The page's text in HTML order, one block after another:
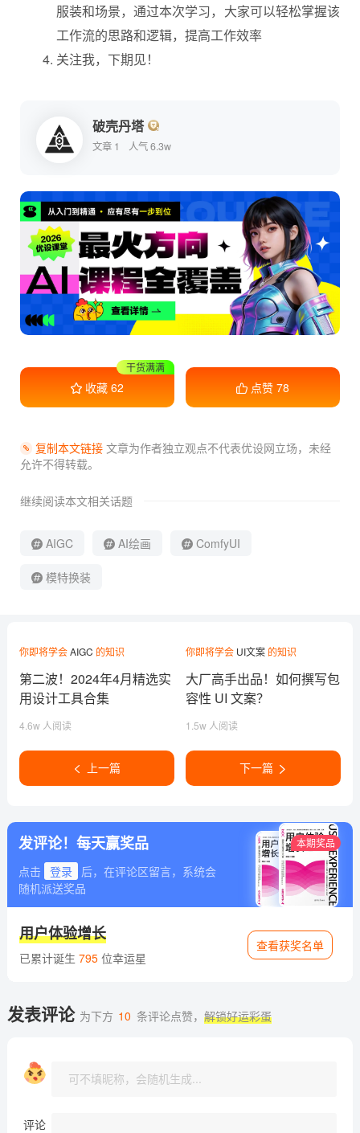
服装和场景，通过本次学习，大家可以轻松掌握该
工作流的思路和逻辑，提高工作效率
关注我，下期见！
破壳丹塔
文章 1 人气 6.3w
收藏 62
干货满满
收藏学习
点赞 78
复制本文链接文章为作者独立观点不代表优设网立场， 未经
允许不得转载。
继续阅读本文相关话题
AIGC AI绘画 ComfyUI
模特换装
你即将学会AIGC 的知识
第二波！2024年4月精选实
用设计工具合集
4.6w 人阅读
上一篇
你即将学会 UI文案 的知识
大厂高手出品！如何撰写包
容性 UI 文案？
1.5w 人阅读
下一篇
发评论！每天赢奖品
点击 登录
后，在评论区留言，系统会
随机派送奖品
本期奖品
用户体验增长
已累计诞生 795位幸运星
查看获奖名单
发表评论 为下方 10 条评论点赞，解锁好运彩蛋
评论